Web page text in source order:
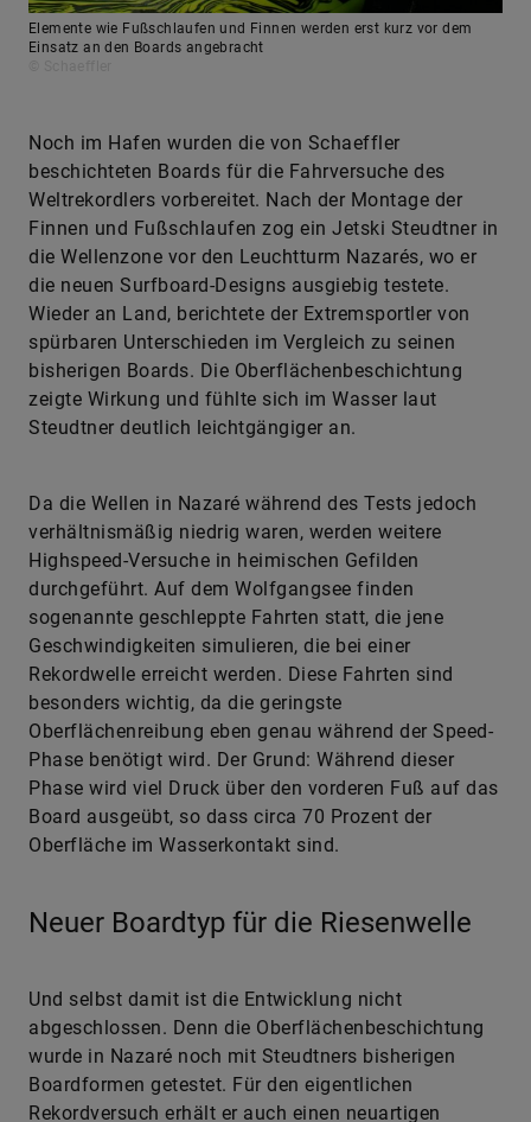
Elemente wie Fußschlaufen und Finnen werden erst kurz vor dem
Einsatz an den Boards angebracht
Noch im Hafen wurden die von Schaeffler
beschichteten Boards für die Fahrversuche des
Weltrekordlers vorbereitet. Nach der Montage der
Finnen und Fußschlaufen zog ein Jetski Steudtner in
die Wellenzone vor den Leuchtturm Nazarés, wo er
die neuen Surfboard-Designs ausgiebig testete.
Wieder an Land, berichtete der Extremsportler von
spürbaren Unterschieden im Vergleich zu seinen
bisherigen Boards. Die Oberflächenbeschichtung
zeigte Wirkung und fühlte sich im Wasser laut
Steudtner deutlich leichtgängiger an.
Da die Wellen in Nazaré während des Tests jedoch
verhältnismäßig niedrig waren, werden weitere
Highspeed-Versuche in heimischen Gefilden
durchgeführt. Auf dem Wolfgangsee finden
sogenannte geschleppte Fahrten statt, die jene
Geschwindigkeiten simulieren, die bei einer
Rekordwelle erreicht werden. Diese Fahrten sind
besonders wichtig, da die geringste
Oberflächenreibung eben genau während der Speed-
Phase benötigt wird. Der Grund: Während dieser
Phase wird viel Druck über den vorderen Fuß auf das
Board ausgeübt, so dass circa 70 Prozent der
Oberfläche im Wasserkontakt sind.
Neuer Boardtyp für die Riesenwelle
Und selbst damit ist die Entwicklung nicht
abgeschlossen. Denn die Oberflächenbeschichtung
wurde in Nazaré noch mit Steudtners bisherigen
Boardformen getestet. Für den eigentlichen
Rekordversuch erhält er auch einen neuartigen